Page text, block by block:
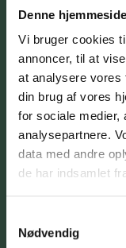
Denne
Vi bruger cookies
annoncer, til at
at analysere vores
din brug af vores
for sociale medier,
analysepartnere.
data med andre
de har indsamlet
Nødvendig
100 års
kombineret
erfarne